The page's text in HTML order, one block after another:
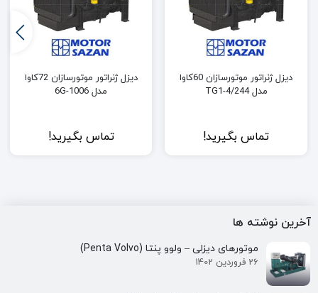
دیزل ژنراتور موتورسازان 60کاوا
مدل 4/244-TG1
تماس بگیرید!
دیزل ژنراتور موتورسازان 72کاوا
مدل 1006-6G
تماس بگیرید!
آخرین نوشته ها
موتورهای دیزلی – ولوو پنتا (Penta Volvo)
26 فروردین 1402